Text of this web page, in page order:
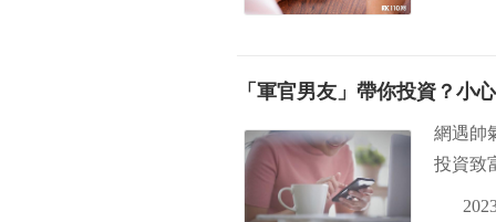
「軍官男友」帶你投資？小
網遇帥
投資致